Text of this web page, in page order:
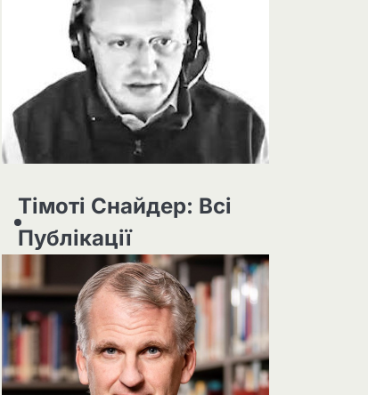
Тімоті Снайдер: Всі
Публікації